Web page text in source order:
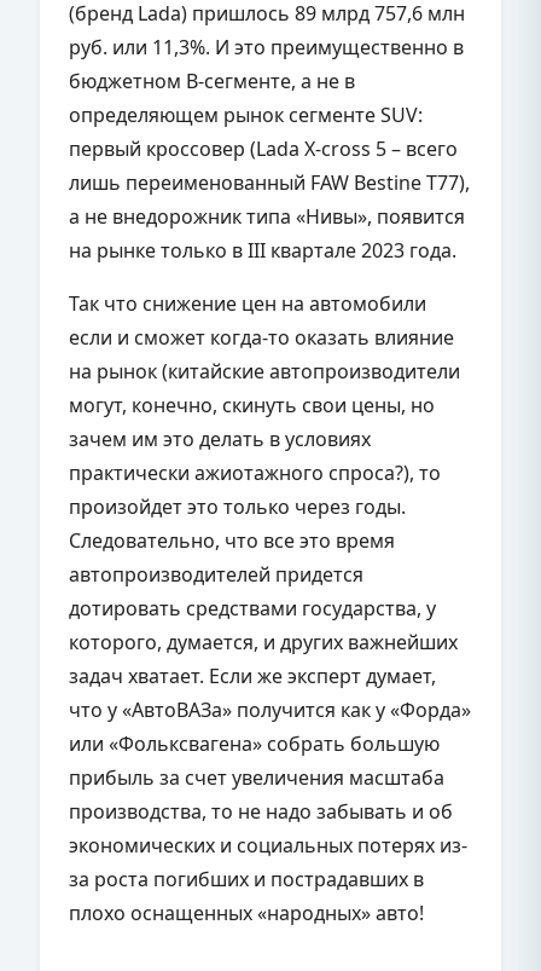
(бренд Lada) пришлось 89 млрд 757,6 млн
руб. или 11,3%. И это преимущественно в
бюджетном B-сегменте, а не в
определяющем рынок сегменте SUV:
первый кроссовер (Lada X-cross 5 – всего
лишь переименованный FAW BestineT77),
а не внедорожник типа «Нивы», появится
на рынке только в III квартале 2023 года.
Так что снижение цен на автомобили
если и сможет когда-то оказать влияние
на рынок (китайские автопроизводители
могут, конечно, скинуть свои цены, но
зачем им это делать в условиях
практически ажиотажного спроса?), то
произойдет это только через годы.
Следовательно, что все это время
автопроизводителей придется
дотировать средствами государства, у
которого, думается, и других важнейших
задач хватает. Если же эксперт думает,
что у «АвтоВАЗа» получится как у «Форда»
или «Фольксвагена» собрать большую
прибыль за счет увеличения масштаба
производства, то не надо забывать и об
экономических и социальных потерях из-
за роста погибших и пострадавших в
плохо оснащенных «народных» авто!